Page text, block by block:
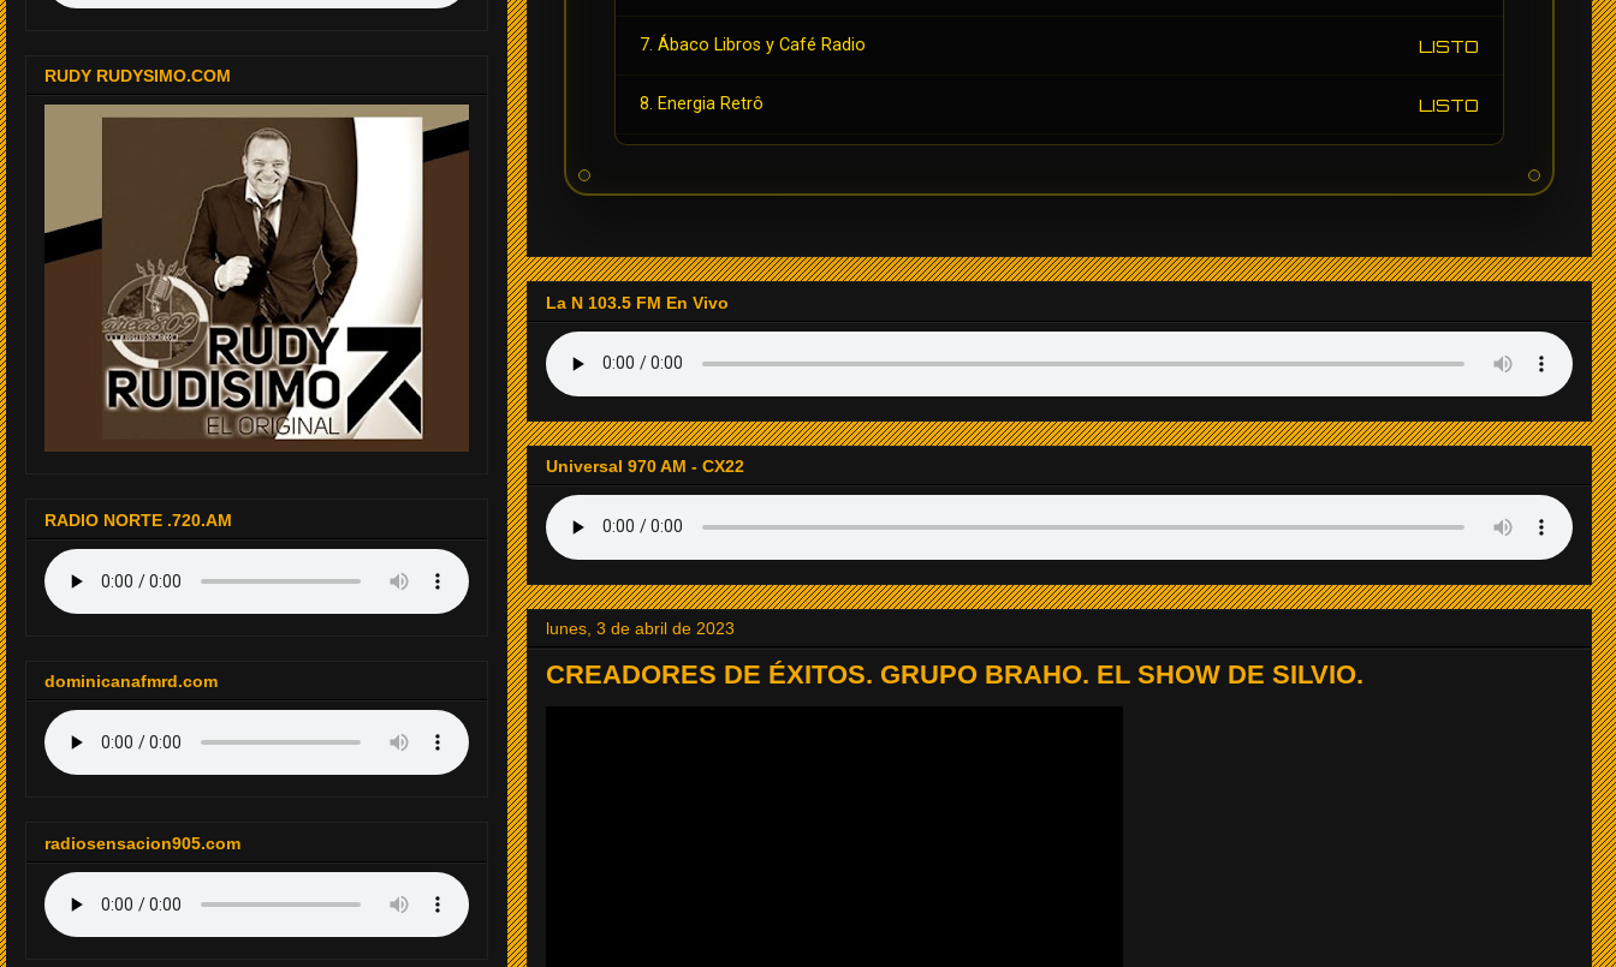
7. Ábaco Libros y Café Radio LISTO
8. Energia Retrô LISTO
11. Radio Sobrenatural Stereo LISTO
13. Radio La Isabela LISTO
14. RADIODOMINO
15. Radio Tapinozet
17. Baladas del Recuerdo
La N 103.5 FM En Vivo
Universal 970 AM - CX22
lunes, 3 de abril de 2023
CREADORES DE ÉXITOS. GRUPO BRAHO. EL SHOW DE SILVIO.
RUDY RUDYSIMO.COM
RADIO NORTE .720.AM
dominicanafmrd.com
radiosensacion905.com